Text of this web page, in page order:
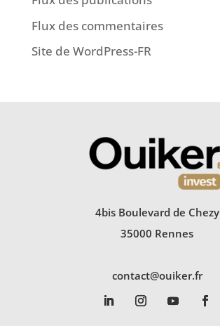
Flux des commentaires
Site de WordPress-FR
4bis Boulevard de Chezy
35000 Rennes
contact@ouiker.fr